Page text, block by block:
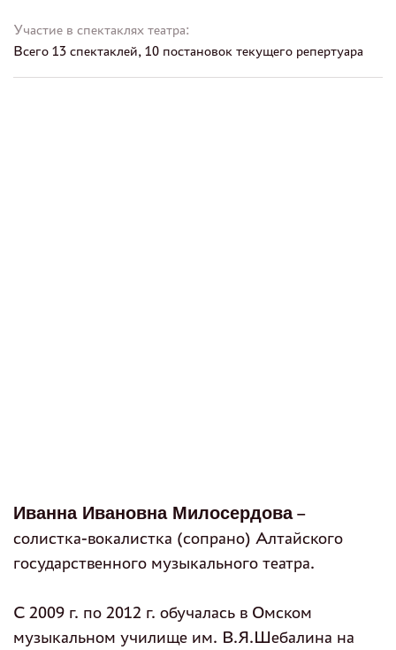
Участие в спектаклях театра:
Всего 13 спектаклей, 10 постановок текущего репертуара
Иванна Ивановна Милосердова–
солистка-вокалистка (сопрано) Алтайского
государственного музыкального театра.
С 2009 г. по 2012 г. обучалась в Омском
музыкальном училище им. В.Я.Шебалина на